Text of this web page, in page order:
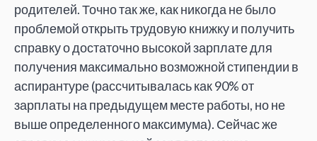
родителей. Точно так же, как никогда не было
проблемой открыть трудовую книжку и получить
справку о достаточно высокой зарплате для
получения максимально возможной стипендии в
аспирантуре (рассчитывалась как 90% от
зарплаты на предыдущем месте работы, но не
выше определенного максимума). Сейчас же